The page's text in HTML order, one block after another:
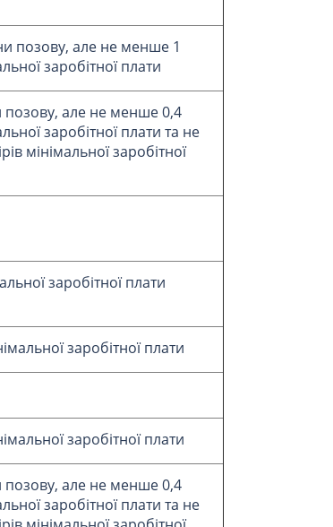
позову, але не менше 1
заробітної плати
позову, але не менше 0,4
заробітної плати та не
мінімальної заробітної
заробітної плати
заробітної плати
заробітної плати
позову, але не менше 0,4
заробітної плати та не